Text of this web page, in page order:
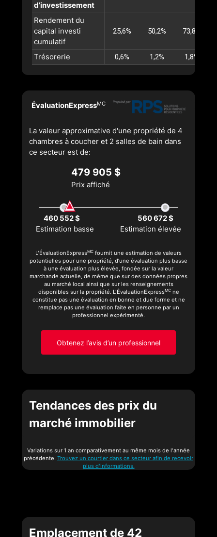
d’investissement
Rendement du
capital investi
cumulatif
25,6% 50,2% 73,8%
Trésorerie 0,6% 1,2% 1,8%
ÉvaluationExpressMC
La valeur approximative d'une propriété de 4
chambres à coucher et 2 salles de bain dans
ce secteur est de:
479 905 $
Prix affiché
460 552 $
560 672 $
Estimation basse
Estimation élevée
L'ÉvaluationExpressMC fournit une estimation de valeurs
potentielles pour une propriété, d’une évaluation plus basse
à une évaluation plus élevée, fondée sur la valeur
marchande actuelle, de même que sur des données propres
au marché local ainsi que sur les renseignements
disponibles sur la propriété. L'ÉvaluationExpressMCne
constitue pas une évaluation en bonne et due forme et ne
remplace pas une évaluation faite en personne par un
professionnel expérimenté.
Obtenez l’avis d’un professionnel
Tendances des prix du
marché immobilier
Variations sur 1 an comparativement au même mois de l'année
précédente. Trouvez un courtier dans ce secteur afin de recevoir
plus d'informations.
Emplacement de 42